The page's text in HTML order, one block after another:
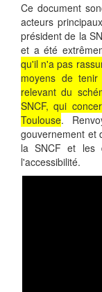
Ce document
acteurs
président de la
et a été
qu'il n'a pas
moyens de
relevant du
SNCF, qui
Toulouse.
gouvernement et
la SNCF et les
l'accessibilité.